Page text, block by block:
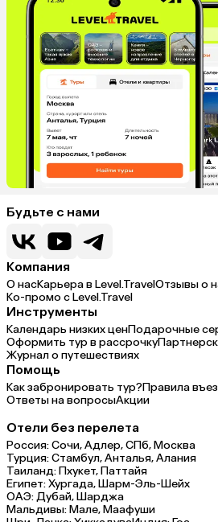
Будьте с нами
Компания
О насКарьера в Level.TravelОтзывы о
Ко-промо с Level.Travel
Инструменты
Календарь низких ценПодарочные
Оформить тур в рассрочку
Журнал о путешествиях
Помощь
Как забронировать тур?Правила
Ответы на вопросыАкции
Отели без перелета
Россия:Сочи,Адлер,СПб,Москва
Турция:Стамбул,Анталья,Алания
Таиланд:Пхукет,Паттайя
Египет:Хургада,Шарм-Эль-Шейх
ОАЭ:Дубай,Шарджа
Мальдивы:Мале,Маафуши